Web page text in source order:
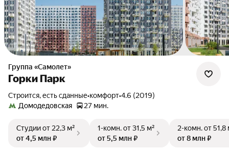
Группа «Самолет»
Горки Парк
Строится, есть сданные•комфорт•4.6 (2019)
Домодедовская
27 мин.
Студииот 22,3 м²
от 4,5 млн ₽
1-комн.от 31,5 м²
от 5,5 млн ₽
2-комн.от 51,8
от 8 млн ₽